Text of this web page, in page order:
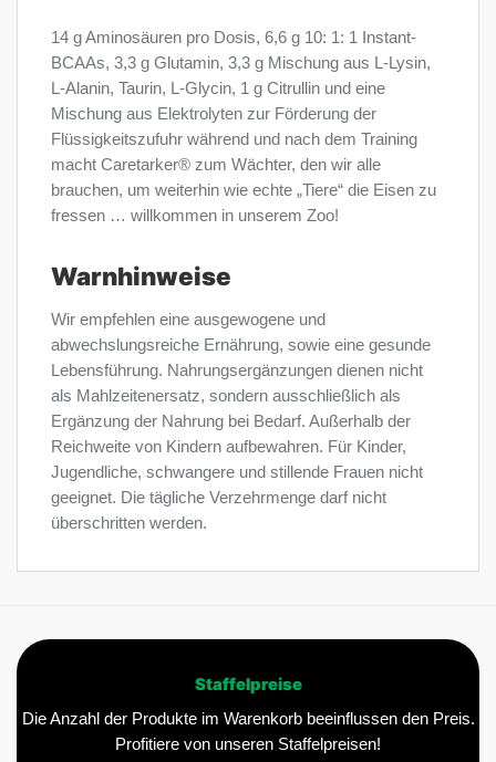
14 g Aminosäuren pro Dosis, 6,6 g 10: 1: 1 Instant-
BCAAs, 3,3 g Glutamin, 3,3 g Mischung aus L-Lysin,
L-Alanin, Taurin, L-Glycin, 1 g Citrullin und eine
Mischung aus Elektrolyten zur Förderung der
Flüssigkeitszufuhr während und nach dem Training
macht Caretarker® zum Wächter, den wir alle
brauchen, um weiterhin wie echte „Tiere“ die Eisen zu
fressen … willkommen in unserem Zoo!
Warnhinweise
Wir empfehlen eine ausgewogene und
abwechslungsreiche Ernährung, sowie eine gesunde
Lebensführung. Nahrungsergänzungen dienen nicht
als Mahlzeitenersatz, sondern ausschließlich als
Ergänzung der Nahrung bei Bedarf. Außerhalb der
Reichweite von Kindern aufbewahren. Für Kinder,
Jugendliche, schwangere und stillende Frauen nicht
geeignet. Die tägliche Verzehrmenge darf nicht
überschritten werden.
Staffelpreise
Die Anzahl der Produkte im Warenkorb beeinflussen den Preis.
Profitiere von unseren Staffelpreisen!